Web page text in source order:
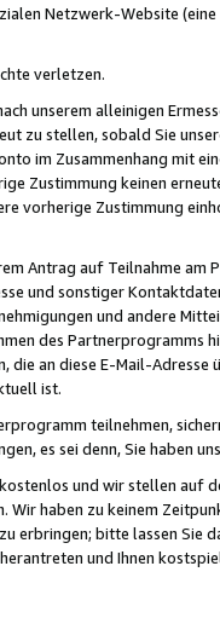
Netzwerk-Website
verletzen.
unserem alleinigen
zu stellen, sobald Sie
im Zusammenhang mit
Zustimmung keinen
vorherige Zustimmung
Antrag auf Teilnahme
und sonstiger
und andere
des Partnerprogramms
die an diese E-Mail-
ist.
teilnehmen,
es sei denn, Sie haben
und wir stellen auf
Wir haben zu keinem
erbringen; bitte lassen Sie
und Ihnen